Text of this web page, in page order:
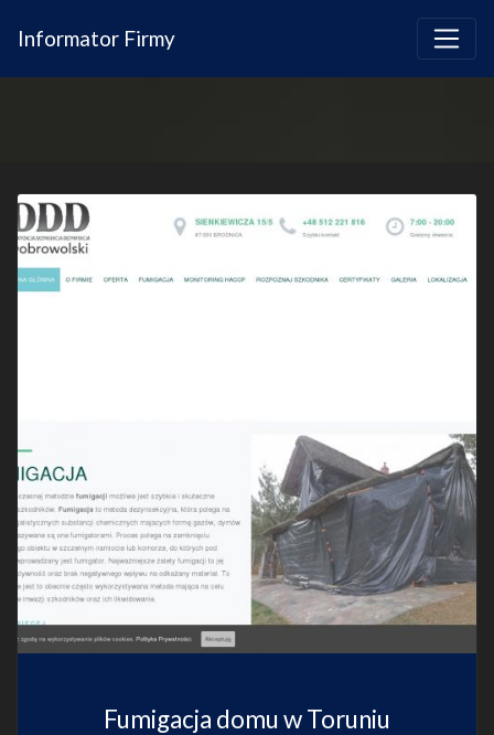
Informator Firmy
Fumigacja domu w Toruniu